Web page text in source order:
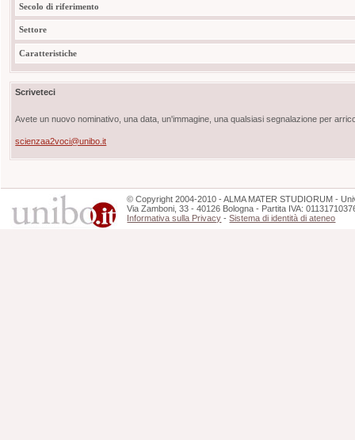
Secolo di riferimento
Settore
Caratteristiche
Scriveteci
Avete un nuovo nominativo, una data, un'immagine, una qualsiasi segnalazione per
scienzaa2voci@unibo.it
©Copyright 2004-2010 - ALMA MATER STUDIORUM -
Via Zamboni, 33 - 40126 Bologna - Partita IVA:
Informativa sulla Privacy -Sistema di identità di ateneo